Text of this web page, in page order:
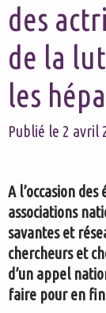
des
de la
les
Publié le 2 avril
A l’occasion
associations
savantes et
chercheurs et
d’un appel
faire pour en